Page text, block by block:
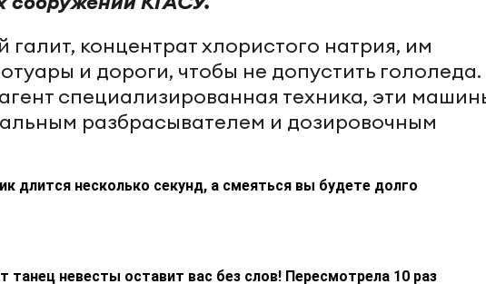
концентрат хлористого натрия, им
и дороги, чтобы не допустить гололеда.
специализированная техника, эти
разбрасывателем и дозировочным
длится несколько секунд, а смеяться вы будете долго
танец невесты оставит вас без слов! Пересмотрела 10 раз